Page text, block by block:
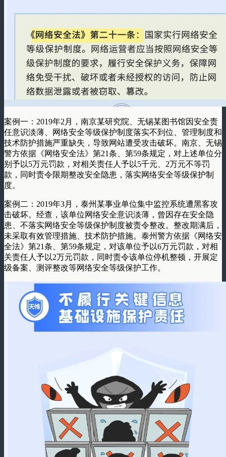
案例一：2019年2月，南京某研究院、无锡某图书馆因安全责
任意识淡薄、网络安全等级保护制度落实不到位、管理制度和
技术防护措施严重缺失，导致网站遭受攻击破坏。南京、无锡
警方依据《网络安全法》第21条、第59条规定，对上述单位分
别予以5万元罚款，对相关责任人予以5千元、2万元不等罚
款，同时责令限期整改安全隐患，落实网络安全等级保护制
度。
案例二：2019年3月，泰州某事业单位集中监控系统遭黑客攻
击破坏。经查，该单位网络安全意识淡薄，曾因存在安全隐
患、不落实网络安全等级保护制度被责令整改。整改期满后，
未采取有效管理措施、技术防护措施。泰州警方依据《网络安
全法》第21条、第59条规定，对该单位予以6万元罚款，对相
关责任人予以2万元罚款，同时责令该单位停机整顿，开展定
级备案、测评整改等网络安全等级保护工作。